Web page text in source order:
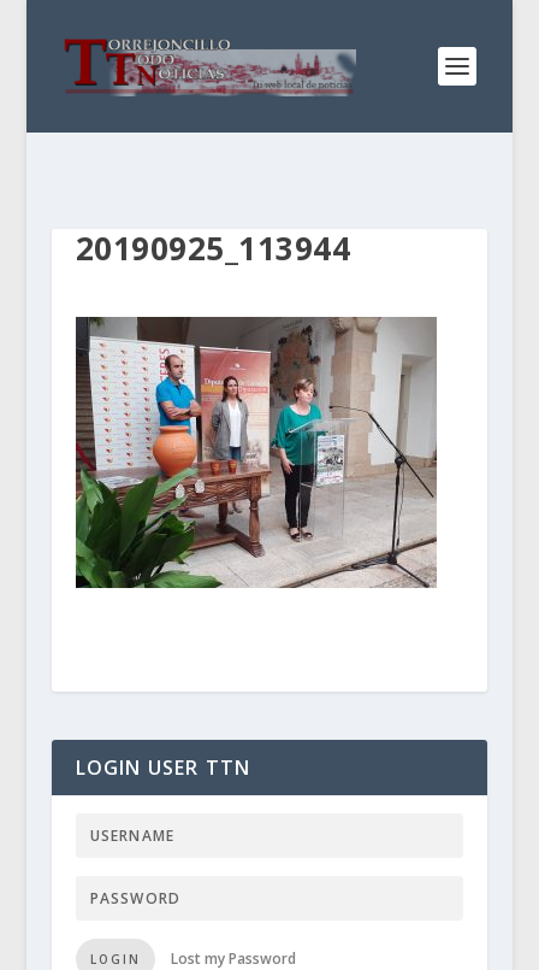
20190925_113944
LOGIN USER TTN
LOGIN Lost my Password